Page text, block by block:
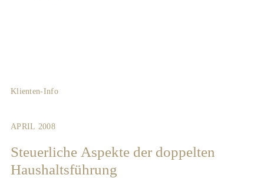
Klienten-Info
APRIL 2008
Steuerliche Aspekte der doppelten
Haushaltsführung